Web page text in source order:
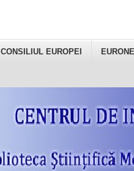
CONSILIUL EUROPEI